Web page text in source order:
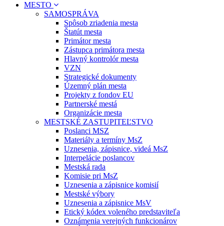
MESTO
SAMOSPRÁVA
Spôsob zriadenia mesta
Štatút mesta
Primátor mesta
Zástupca primátora mesta
Hlavný kontrolór mesta
VZN
Strategické dokumenty
Územný plán mesta
Projekty z fondov EU
Partnerské mestá
Organizácie mesta
MESTSKÉ ZASTUPITEĽSTVO
Poslanci MSZ
Materiály a termíny MsZ
Uznesenia, zápisnice, videá MsZ
Interpelácie poslancov
Mestská rada
Komisie pri MsZ
Uznesenia a zápisnice komisií
Mestské výbory
Uznesenia a zápisnice MsV
Etický kódex voleného predstaviteľa
Oznámenia verejných funkcionárov